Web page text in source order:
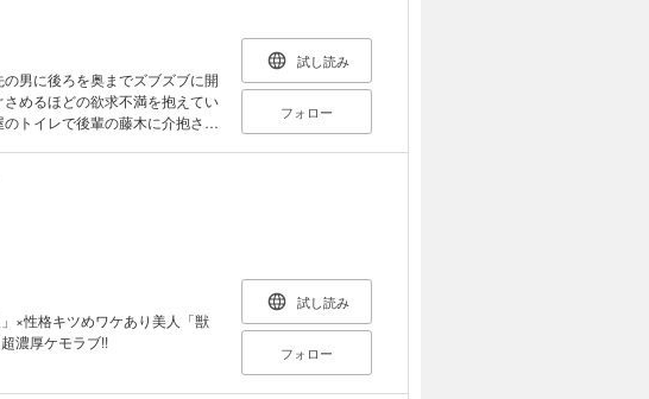
男に後ろを奥までズブズブに開
めるほどの欲求不満を抱えてい
トイレで後輩の藤木に介抱され
試し読み
フォロー
×性格キツめワケあり美人「獣
濃厚ケモラブ!!
試し読み
フォロー